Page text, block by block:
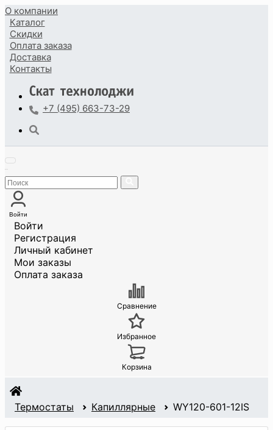
О компании
Каталог
Скидки
Оплата заказа
Доставка
Контакты
+7 (495) 663-73-29
Войти
Войти
Регистрация
Личный кабинет
Мои заказы
Оплата заказа
Сравнение
Избранное
Корзина
Термостаты Капиллярные WY120-601-12IS